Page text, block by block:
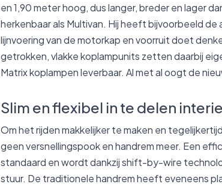
en 1,90 meter hoog, dus langer, breder en lager
herkenbaar als Multivan. Hij heeft bijvoorbeeld
lijnvoering van de motorkap en voorruit doet
getrokken, vlakke koplampunits zetten daarbij
Matrix koplampen leverbaar. Al met al oogt de
Slim en flexibel in te delen
Om het rijden makkelijker te maken en
geen versnellingspook en handrem meer. Een
standaard en wordt dankzij shift-by-wire
stuur. De traditionele handrem heeft eveneens